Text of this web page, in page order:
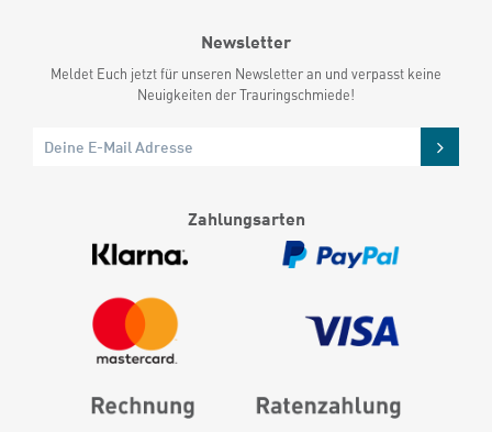
Newsletter
Meldet Euch jetzt für unseren Newsletter an und verpasst keine
Neuigkeiten der Trauringschmiede!
Zahlungsarten